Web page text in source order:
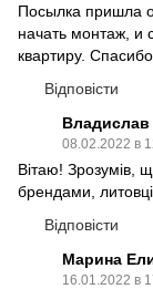
Посылка пришла
начать монтаж, и
квартиру.
Відповісти
Владислав
08.02.2022 в
Вітаю! Зрозумів,
брендами,
Відповісти
Марина
16.01.2022 в